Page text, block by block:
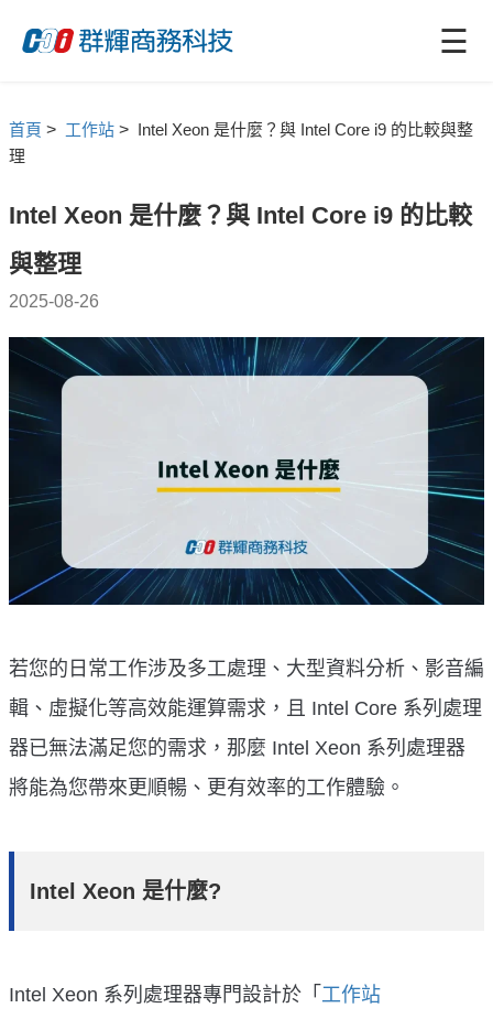
☰
首頁 > 工作站 > Intel Xeon 是什麼？與 Intel Core i9 的比較與整
理
Intel Xeon 是什麼？與 Intel Core i9 的比較
與整理
2025-08-26
若您的日常工作涉及多工處理、大型資料分析、影音編
輯、虛擬化等高效能運算需求，且 Intel Core 系列處理
器已無法滿足您的需求，那麼 Intel Xeon 系列處理器
將能為您帶來更順暢、更有效率的工作體驗。
Intel Xeon 是什麼?
Intel Xeon 系列處理器專門設計於「 工作站